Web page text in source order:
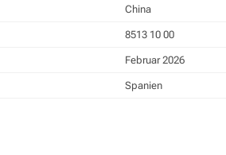
China
8513 10 00
Februar 2026
Spanien